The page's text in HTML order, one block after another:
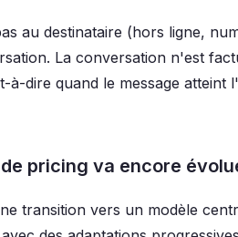
au destinataire (hors ligne,
La conversation n'est
dire quand le message atteint
pricing va encore
transition vers un modèle